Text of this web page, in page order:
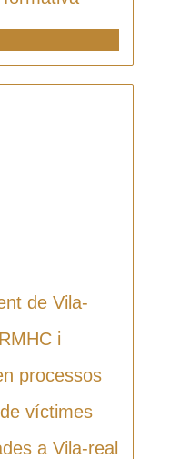
de Vila-
i
processos
víctimes
a Vila-real